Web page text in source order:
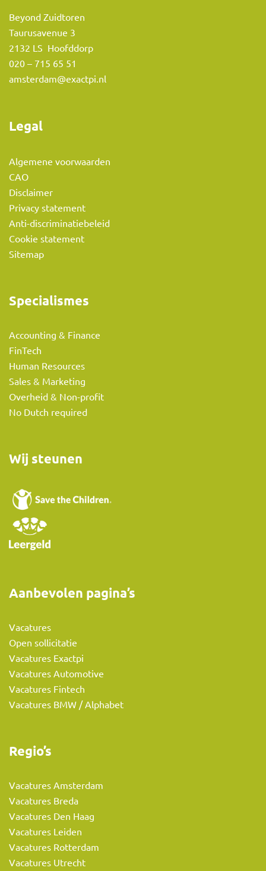
Beyond Zuidtoren
Taurusavenue 3
2132 LS Hoofddorp
020 – 715 65 51
amsterdam@exactpi.nl
Legal
Algemene voorwaarden
CAO
Disclaimer
Privacy statement
Anti-discriminatiebeleid
Cookie statement
Sitemap
Specialismes
Accounting & Finance
FinTech
Human Resources
Sales & Marketing
Overheid & Non-profit
No Dutch required
Wij steunen
Aanbevolen pagina’s
Vacatures
Open sollicitatie
Vacatures Exactpi
Vacatures Automotive
Vacatures Fintech
Vacatures BMW / Alphabet
Regio’s
Vacatures Amsterdam
Vacatures Breda
Vacatures Den Haag
Vacatures Leiden
Vacatures Rotterdam
Vacatures Utrecht